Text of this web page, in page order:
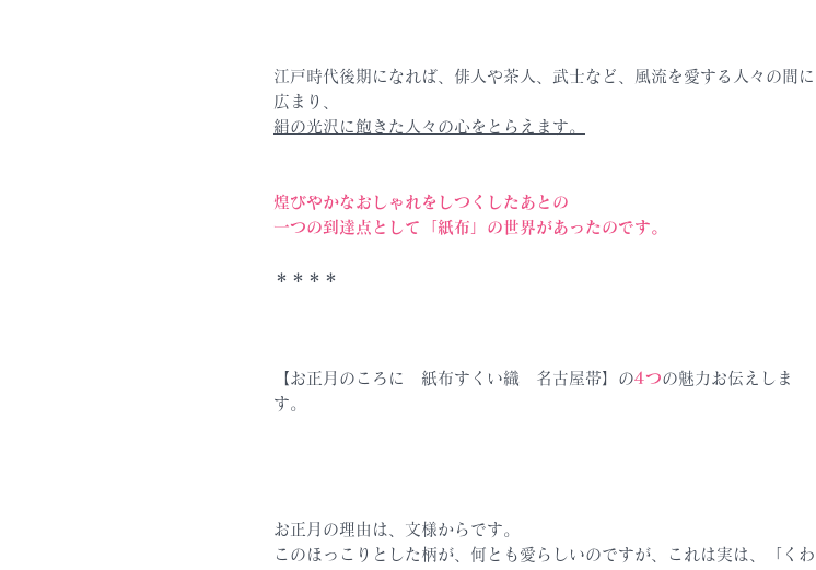
江戸時代後期になれば、俳人や茶人、武士など、風流を愛する人々の間に
広まり、
絹の光沢に飽きた人々の心をとらえます。
煌びやかなおしゃれをしつくしたあとの
一つの到達点として「紙布」の世界があったのです。
＊＊＊＊
【お正月のころに 紙布すくい織 名古屋帯】の4つの魅力お伝えしま
す。
お正月の理由は、文様からです。
このほっこりとした柄が、何とも愛らしいのですが、これは実は、「くわ